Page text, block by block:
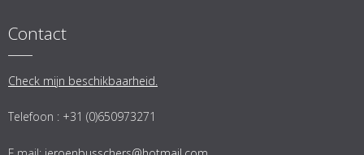
Contact
Check mijn beschikbaarheid.
Telefoon : +31 (0)650973271